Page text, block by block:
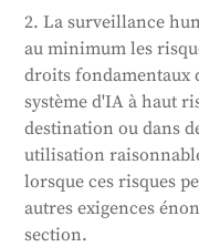
ou mises en œuvre
doit être fourni de
superviseur de
limites, de détecter
d'éviter une
système,
pas l'utiliser ou
Pour certains
action ou décision
2. La surveillance
au minimum les
droits fondamentaux
système d'IA à haut
destination ou dans
utilisation
lorsque ces risques
autres exigences
section.